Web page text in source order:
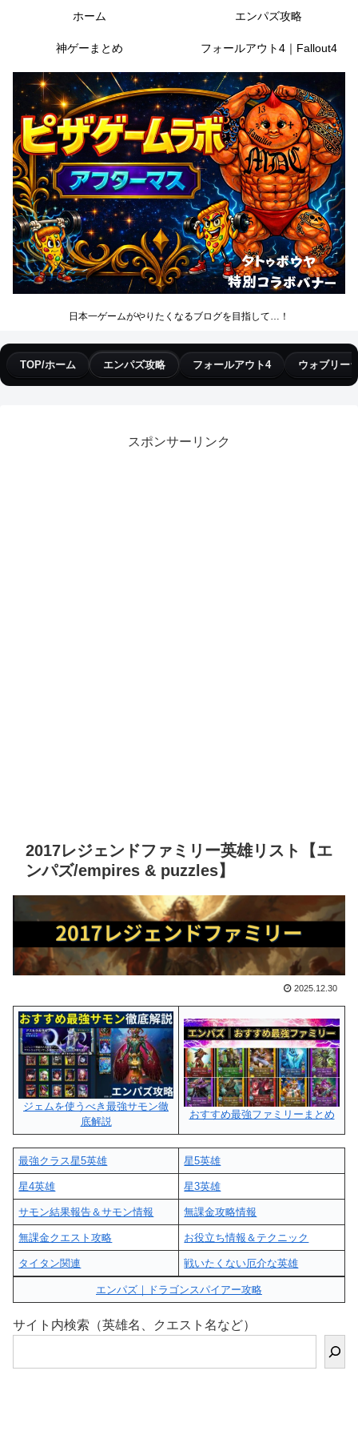
日本一ゲームがやりたくなるブログを目指して…！
ホーム エンパズ攻略
神ゲーまとめ フォールアウト4｜Fallout4
TOP/ホーム エンパズ攻略 フォールアウト4 ウォブリー
スポンサーリンク
2017レジェンドファミリー英雄リスト【エ
ンパズ/empires & puzzles】
2025.12.30
ジェムを使うべき最強サモン徹
底解説
おすすめ最強ファミリーまとめ
最強クラス星5英雄 星5英雄
星4英雄 星3英雄
サモン結果報告＆サモン情報 無課金攻略情報
無課金クエスト攻略 お役立ち情報＆テクニック
タイタン関連 戦いたくない厄介な英雄
エンパズ｜ドラゴンスパイアー攻略
サイト内検索（英雄名、クエスト名など）